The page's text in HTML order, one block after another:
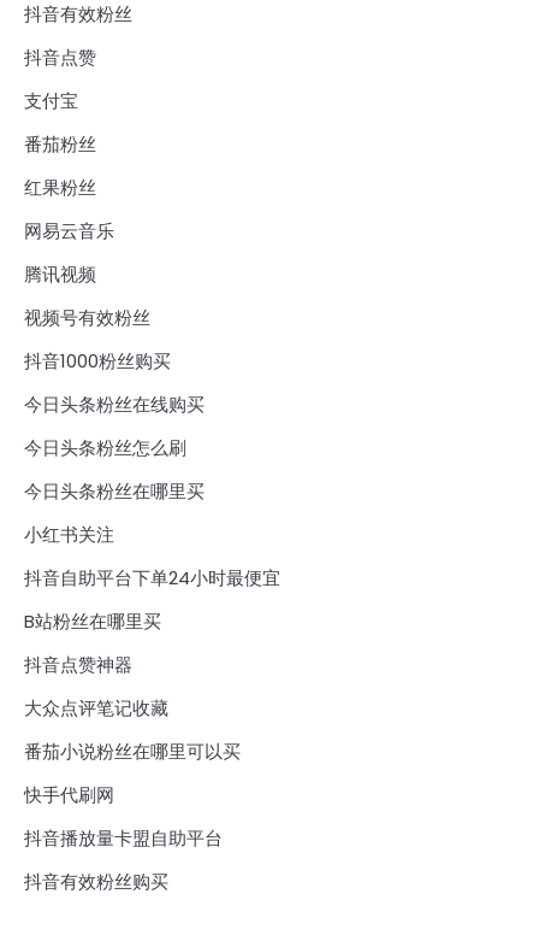
抖音有效粉丝
抖音点赞
支付宝
番茄粉丝
红果粉丝
网易云音乐
腾讯视频
视频号有效粉丝
抖音1000粉丝购买
今日头条粉丝在线购买
今日头条粉丝怎么刷
今日头条粉丝在哪里买
小红书关注
抖音自助平台下单24小时最便宜
B站粉丝在哪里买
抖音点赞神器
大众点评笔记收藏
番茄小说粉丝在哪里可以买
快手代刷网
抖音播放量卡盟自助平台
抖音有效粉丝购买